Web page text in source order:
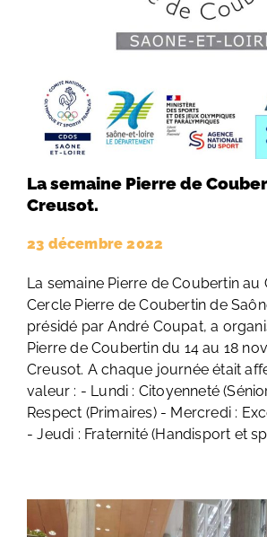
La semaine Pierre de
Creusot.
23 décembre 2022
La semaine Pierre de Coubertin au
Cercle Pierre de Coubertin de
présidé par André Coupat, a
Pierre de Coubertin du 14 au 18
Creusot. A chaque journée était
valeur : - Lundi : Citoyenneté
Respect (Primaires) - Mercredi :
- Jeudi : Fraternité (Handisport et